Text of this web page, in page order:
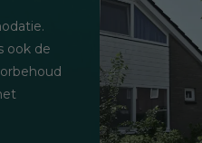
ook de